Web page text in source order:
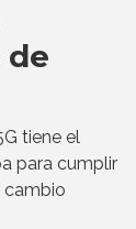
de
tiene el
para cumplir
cambio